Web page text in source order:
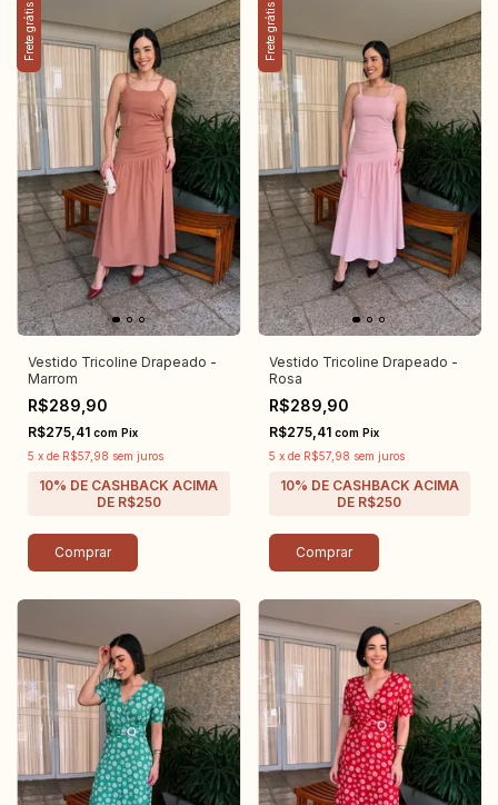
Frete grátis
Vestido Tricoline Drapeado -
Marrom
R$289,90
R$275,41 com Pix
5 x de R$57,98 sem juros
Comprar
Frete grátis
Vestido Tricoline Drapeado -
Rosa
R$289,90
R$275,41 com Pix
5 x de R$57,98 sem juros
Comprar